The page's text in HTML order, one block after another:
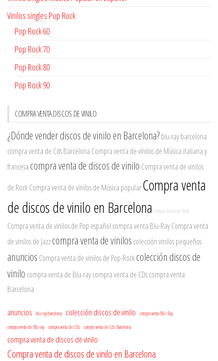
Vinilos singles Pop Rock
Pop Rock 60
Pop Rock 70
Pop Rock 80
Pop Rock 90
COMPRA VENTA DISCOS DE VINILO
¿Dónde vender discos de vinilo en Barcelona?blu-ray barcelona
compra venta de Cds Barcelona Compra venta de vinilos de Música italiana y
francesa compra venta de discos de vinilo Compra venta de vinilos
de RockCompra venta de vinilos de Música popularCompra venta
de discos de vinilo en Barcelona Compra discos de Rock
Compra venta de vinilos de Pop español compra venta Blu-RayCompra venta
de vinilos de Jazzcompra venta de vinilos colección vinilos pequeños
anuncios Compra venta de vinilos de Pop-Rockcolección discos de
vinilo compra venta de Blu-raycompra venta de CDscompra venta
Barcelona
anuncios blu-ray barcelona colección discos de vinilo
compra venta Blu-Ray
compra venta de Blu-ray compra venta de CDs compra venta de Cds Barcelona
compra venta de discos de vinilo
Compra venta de discos de vinilo en Barcelona